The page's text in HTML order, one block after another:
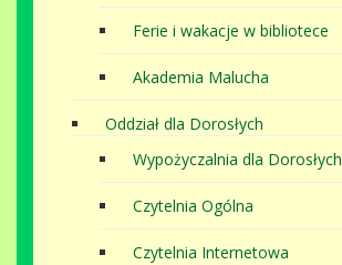
Ferie i wakacje w bibliotece
Akademia Malucha
Oddział dla Dorosłych
Wypożyczalnia dla Dorosłych
Czytelnia Ogólna
Czytelnia Internetowa